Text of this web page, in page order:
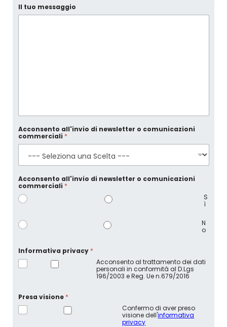
Il tuo messaggio
Acconsento all'invio di newsletter o comunicazioni
commerciali *
Acconsento all'invio di newsletter o comunicazioni
commerciali *
S
ì
N
o
Informativa privacy *
Acconsento al trattamento dei dati
personali in conformità al D.Lgs
196/2003 e Reg. Ue n.679/2016
e
w
s
Presa visione *
Confermo di aver preso
visione dell'informativa
privacy